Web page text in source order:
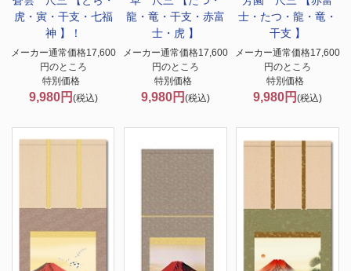
虎・寅・干支・七福
神 】！
メーカー通常価格17,600
円のところ
特別価格
9,980円 (税込)
龍・竜・干支・赤富
士・虎 】
メーカー通常価格17,600
円のところ
特別価格
9,980円 (税込)
士・たつ・龍・竜・
干支 】
メーカー通常価格17,600
円のところ
特別価格
9,980円(税込)